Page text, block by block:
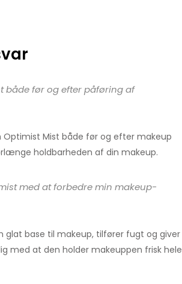
både før og efter påføring af
Optimist Mist både før og efter makeup
holdbarheden af din makeup.
med at forbedre min makeup-
glat base til makeup, tilfører fugt og giver
med at den holder makeuppen frisk hele